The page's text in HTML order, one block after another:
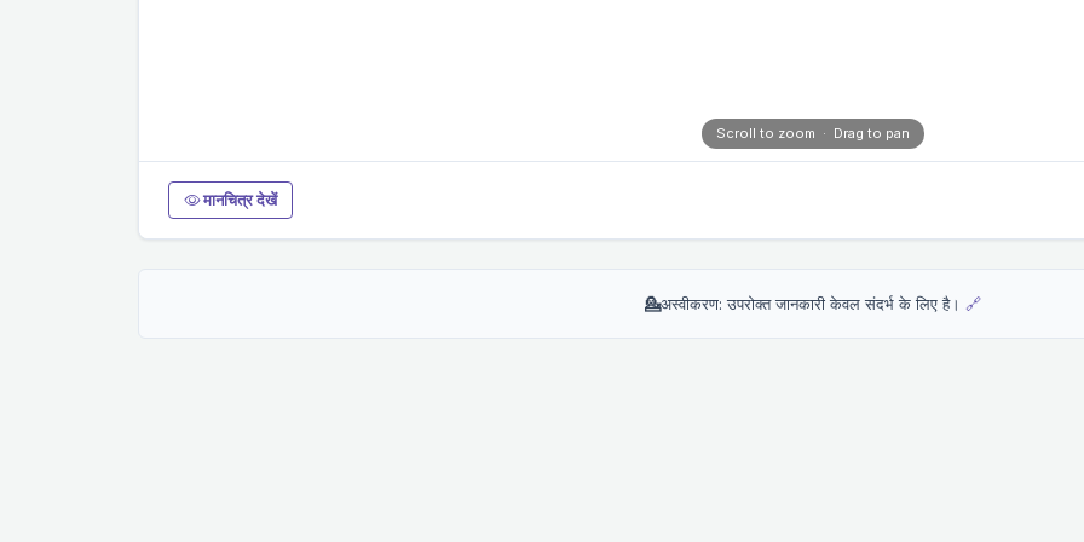
Scroll to zoom · Drag to pan
मानचित्र देखें
💁अस्वीकरण: उपरोक्त जानकारी केवल संदर्भ के लिए है। 🔗